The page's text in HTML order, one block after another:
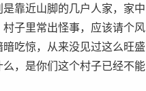
靠近山脚的几户人家，家中
子里常出怪事，应该请个风
吃惊，从来没见过这么旺盛
，是你们这个村子已经不能